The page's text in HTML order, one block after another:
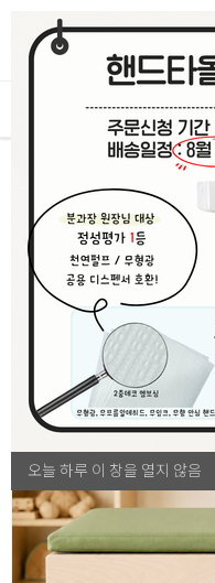
오늘 하루 이 창을 열지 않음
오늘 하루 이 창을 열지 않음
MD추천
아이루
[본사] 키즈보나X아
균 서랍장
940(W) x